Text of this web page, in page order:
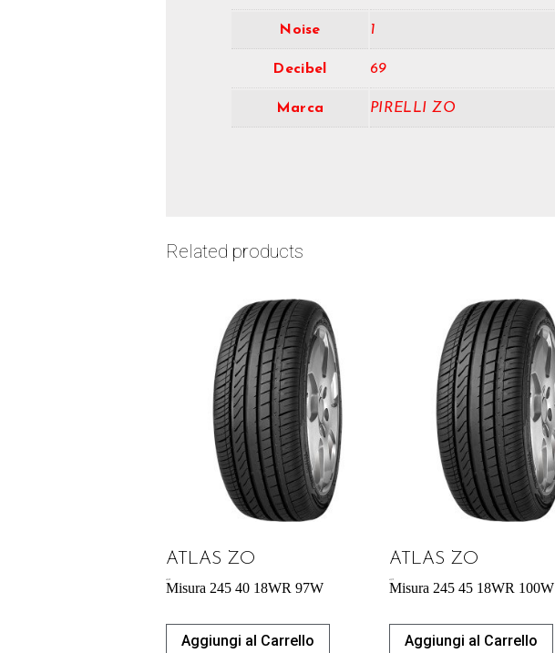
Noise 1
Decibel 69
Marca PIRELLI ZO
Related products
ATLAS ZO
Misura 245 40 18WR 97W
Aggiungi al Carrello
ATLAS ZO
Misura 245 45 18WR 100W
Aggiungi al Carrello